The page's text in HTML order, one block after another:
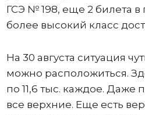
ГСЭ № 198, еще 2 билета в
более высокий класс
На 30 августа ситуация
можно расположиться.
по 11,6 тыс. каждое. Даже
все верхние. Еще есть